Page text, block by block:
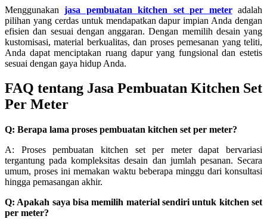
Menggunakanjasa pembuatan kitchen set per meteradalah
pilihan yang cerdas untuk mendapatkan dapur impian Anda dengan
efisien dan sesuai dengan anggaran. Dengan memilih desain yang
kustomisasi, material berkualitas, dan proses pemesanan yang teliti,
Anda dapat menciptakan ruang dapur yang fungsional dan estetis
sesuai dengan gaya hidup Anda.
FAQ tentang Jasa Pembuatan Kitchen Set
Per Meter
Q: Berapa lama proses pembuatan kitchen set per meter?
A: Proses pembuatan kitchen set per meter dapat bervariasi
tergantung pada kompleksitas desain dan jumlah pesanan. Secara
umum, proses ini memakan waktu beberapa minggu dari konsultasi
hingga pemasangan akhir.
Q: Apakah saya bisa memilih material sendiri untuk kitchen set
per meter?